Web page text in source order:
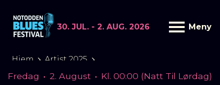
30. JUL. - 2. AUG. 2026 Meny
Hjem
Artist 2025
THE BOOTS BAND
Fredag • 2. August • Kl. 00:00 (Natt Til Lørdag)